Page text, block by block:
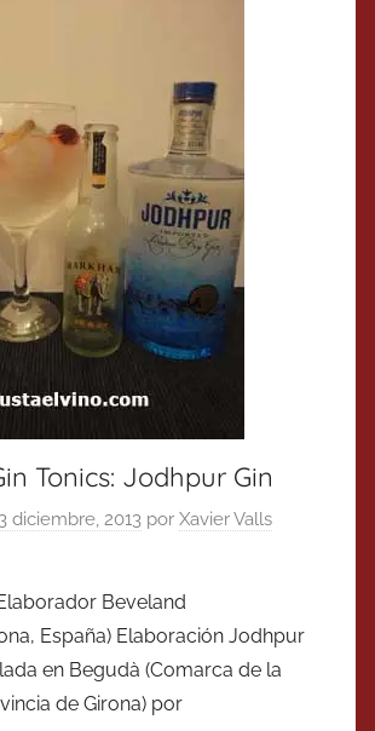
Tonics: Jodhpur Gin
diciembre, 2013 por Xavier Valls
Beveland
España) Elaboración Jodhpur
en Begudà (Comarca de la
de Girona) por